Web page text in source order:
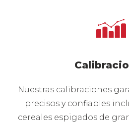
Nuestras calibraciones
precisos y confiables
cereales espigados de